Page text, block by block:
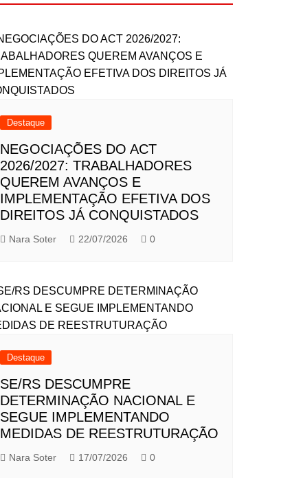
Destaque
NEGOCIAÇÕES DO ACT
2026/2027: TRABALHADORES
QUEREM AVANÇOS E
IMPLEMENTAÇÃO EFETIVA DOS
DIREITOS JÁ CONQUISTADOS
Nara Soter 22/07/2026 0
Destaque
SE/RS DESCUMPRE
DETERMINAÇÃO NACIONAL E
SEGUE IMPLEMENTANDO
MEDIDAS DE REESTRUTURAÇÃO
Nara Soter 17/07/2026 0